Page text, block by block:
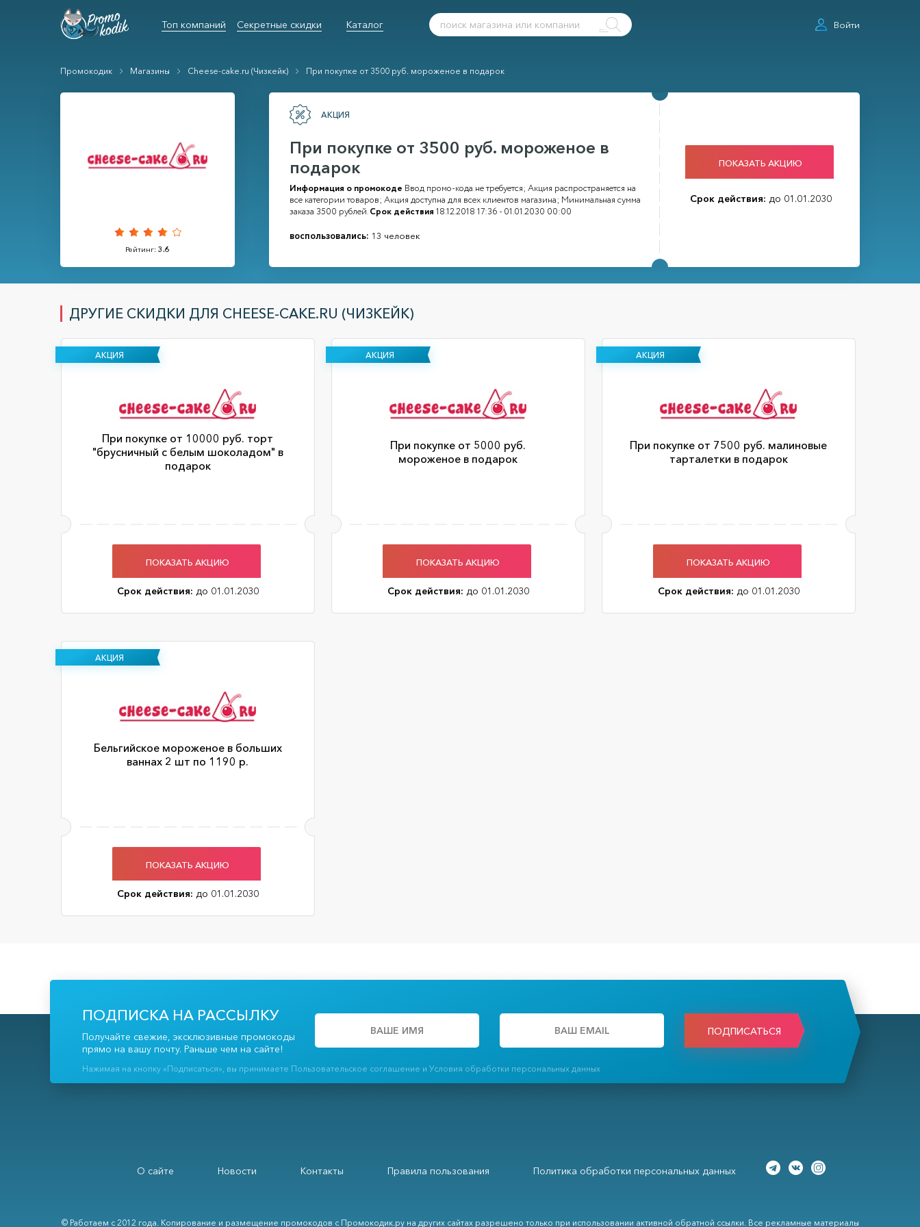
Топ компаний Секретные скидки Каталог Войти
Промокодик Магазины Cheese-cake.ru (Чизкейк) При покупке от 3500 руб. мороженое в подарок
Рейтинг: 3.6
АКЦИЯ
При покупке от 3500 руб. мороженое в
подарок
Информация о промокоде Ввод промо-кода не требуется; Акция распространяется на
все категории товаров; Акция доступна для всех клиентов магазина; Минимальная сумма
заказа 3500 рублей.Срок действия 18.12.2018 17:36 - 01.01.2030 00:00
воспользовались: 13 человек
ПОКАЗАТЬ АКЦИЮ
Срок действия: до 01.01.2030
ДРУГИЕ СКИДКИ ДЛЯ CHEESE-CAKE.RU (ЧИЗКЕЙК)
АКЦИЯ
При покупке от 10000 руб. торт
"брусничный с белым шоколадом" в
подарок
ПОКАЗАТЬ АКЦИЮ
Срок действия: до 01.01.2030
АКЦИЯ
При покупке от 5000 руб.
мороженое в подарок
ПОКАЗАТЬ АКЦИЮ
Срок действия: до 01.01.2030
АКЦИЯ
При покупке от 7500 руб. малиновые
тарталетки в подарок
ПОКАЗАТЬ АКЦИЮ
Срок действия: до 01.01.2030
АКЦИЯ
Бельгийское мороженое в больших
ваннах 2 шт по 1190 р.
ПОКАЗАТЬ АКЦИЮ
Срок действия: до 01.01.2030
ПОДПИСКА НА РАССЫЛКУ
Получайте свежие, эксклюзивные промокоды
прямо на вашу почту. Раньше чем на сайте!
ПОДПИСАТЬСЯ
Нажимая на кнопку «Подписаться», вы принимаете Пользовательское соглашение и Условия обработки персональных данных
О сайте Новости Контакты Правила пользования Политика обработки персональных данных
© Работаем с 2012 года. Копирование и размещение промокодов с Промокодик.ру на других сайтах разрешено только при использовании активной обратной ссылки. Все рекламные материалы